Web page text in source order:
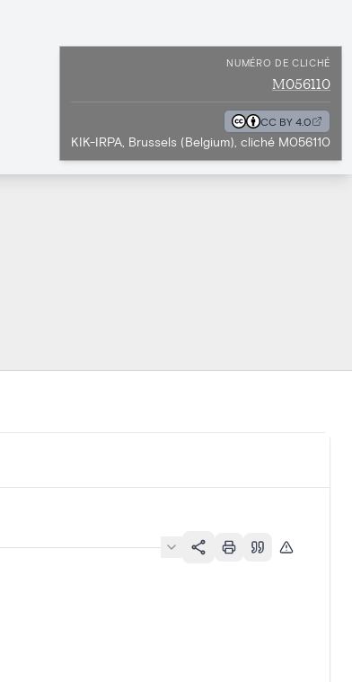
NUMÉRO DE CLICHÉ
M056110
CC BY 4.0
KIK-IRPA, Brussels (Belgium), cliché M056110